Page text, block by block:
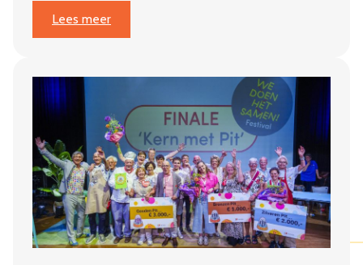
Lees meer
:
Van
naar
impact